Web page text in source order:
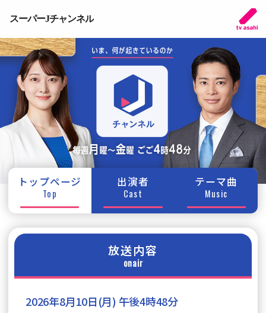
スーパーJチャンネル
トップページ
Top
出演者
Cast
テーマ曲
Music
放送内容
onair